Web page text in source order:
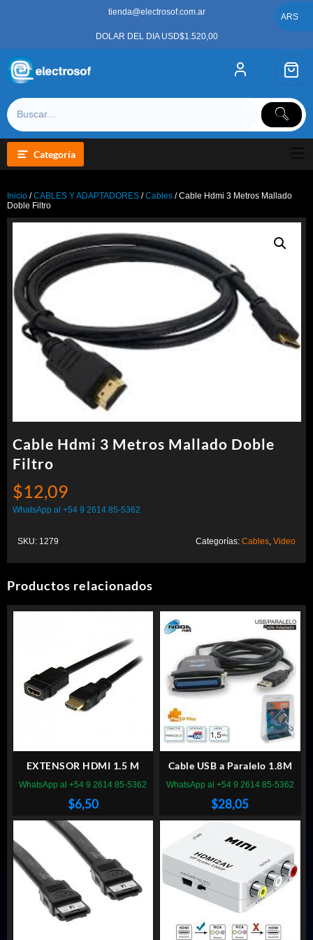
tienda@electrosof.com.ar
DOLAR DEL DIA USD$1.520,00
Categoría
Inicio /CABLES Y ADAPTADORES /Cables / Cable Hdmi 3 Metros Mallado
Doble Filtro
Cable Hdmi 3 Metros Mallado Doble
Filtro
$12,09
WhatsApp al +54 9 2614 85-5362
SKU: 1279 Categorías: Cables, Video
Productos relacionados
EXTENSOR HDMI 1.5 M
$6,50
WhatsApp al +54 9 2614 85-5362
Cable USB a Paralelo 1.8M
$28,05
WhatsApp al +54 9 2614 85-5362
ARS